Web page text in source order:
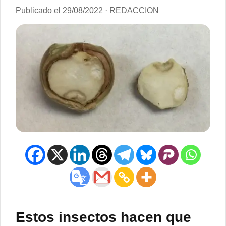
Publicado el 29/08/2022 · REDACCION
Estos insectos hacen que